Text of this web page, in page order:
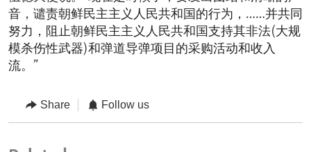
音，谴责朝鲜民主主义人民共和国的行为，……并共同
努力，阻止朝鲜民主主义人民共和国支持其非法(大规
模杀伤性武器)和弹道导弹项目的采购活动和收入
流。”
Share Follow us